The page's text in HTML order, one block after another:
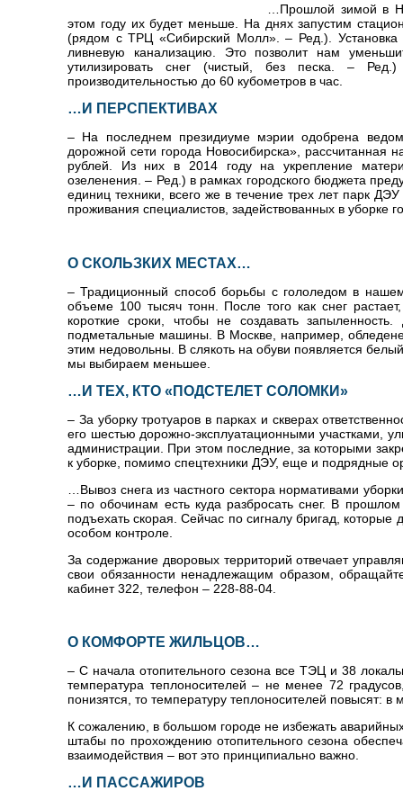
…Прошлой зимой в
этом году их будет меньше. На днях запустим
(рядом с ТРЦ «Сибирский Молл». – Ред.). Установка
ливневую канализацию. Это позволит нам
утилизировать снег (чистый, без песка. –
производительностью до 60 кубометров в час.
…И ПЕРСПЕКТИВАХ
– На последнем президиуме мэрии одобрена
дорожной сети города Новосибирска»,
рублей. Из них в 2014 году на укрепление
озеленения. – Ред.) в рамках городского бюджета
единиц техники, всего же в течение трех лет парк
проживания специалистов, задействованных в уборке
О СКОЛЬЗКИХ МЕСТАХ…
– Традиционный способ борьбы с гололедом в
объеме 100 тысяч тонн. После того как снег
короткие сроки, чтобы не создавать
подметальные машины. В Москве, например,
этим недовольны. В слякоть на обуви появляется
мы выбираем меньшее.
…И ТЕХ, КТО «ПОДСТЕЛЕТ СОЛОМКИ»
– За уборку тротуаров в парках и скверах
его шестью дорожно-эксплуатационными участками,
администрации. При этом последние, за которыми
к уборке, помимо спецтехники ДЭУ, еще и подрядные
…Вывоз снега из частного сектора нормативами
– по обочинам есть куда разбросать снег. В
подъехать скорая. Сейчас по сигналу бригад,
особом контроле.
За содержание дворовых территорий отвечает
свои обязанности ненадлежащим образом,
кабинет 322, телефон – 228-88-04.
О КОМФОРТЕ ЖИЛЬЦОВ…
– С начала отопительного сезона все ТЭЦ и 38
температура теплоносителей – не менее 72
понизятся, то температуру теплоносителей повысят: в
К сожалению, в большом городе не избежать
штабы по прохождению отопительного сезона
взаимодействия – вот это принципиально важно.
…И ПАССАЖИРОВ